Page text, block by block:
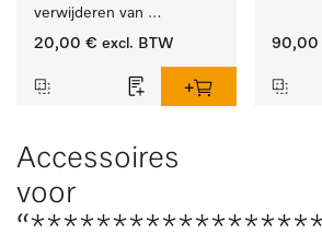
verwijderen van
hardnekkige
20,00 € excl. BTW 90,00
Accessoires
voor